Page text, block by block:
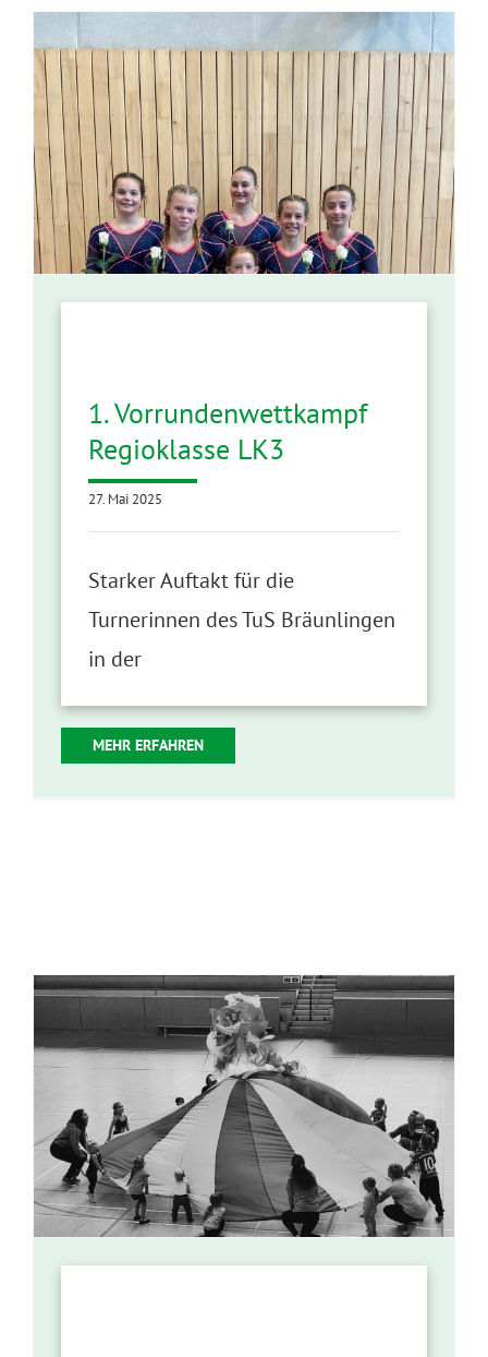
1. Vorrundenwettkampf
Regioklasse LK3
27. Mai 2025
Starker Auftakt für die
Turnerinnen des TuS Bräunlingen
in der
MEHR ERFAHREN